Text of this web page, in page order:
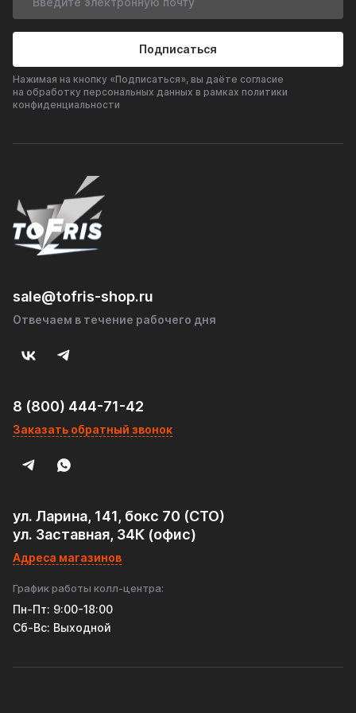
волн и снижение уровня шума.
• Надежность: прочная и надежная конструкция,
рассчитанная на длительный срок эксплуатации.
Преимущества:
автомобиля.
• Повышенная долговечность благодаря использованию
нержавеющей стали AISI 304.
• Универсальность и возможность установки на
различные модели автомобилей.
• Оптимизация потока выхлопных газов.
Глушитель универсальный Tofris EQ 350*63 с р/ж и
перегородкой, AISI 304 - отличный выбор для тех, кто
автомобиле!
Подписаться
Нажимая на кнопку «Подписаться», вы даёте согласие
на обработку персональных данных в рамках политики
конфиденциальности
sale@tofris-shop.ru
Отвечаем в течение рабочего дня
8 (800) 444-71-42
Заказать обратный звонок
ул. Ларина, 141, бокс 70 (СТО)
ул. Заставная, 34К (офис)
Адреса магазинов
График работы колл-центра:
Пн-Пт: 9:00-18:00
Cб-Вс: Выходной